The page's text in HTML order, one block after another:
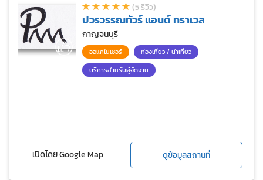
(5 รีวิว)
ปวรวรรณทัวร์ แอนด์ ทราเวล
กาญจนบุรี
ออแกไนเซอร์
ท่องเที่ยว / นำเที่ยว
บริการสำหรับผู้จัดงาน
เปิดโดย Google Map ดูข้อมูลสถานที่